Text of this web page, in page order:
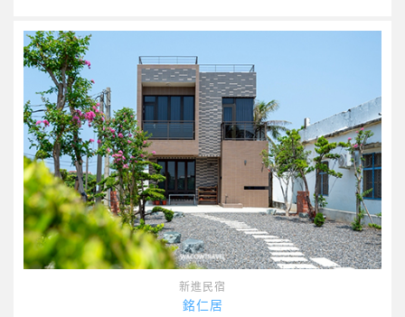
新進民宿
銘仁居